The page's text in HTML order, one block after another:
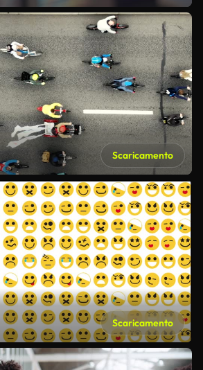
Scaricamento
Scaricamento